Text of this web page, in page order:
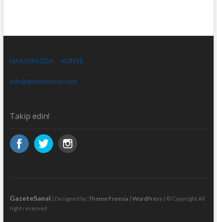
HAKKIMIZDA KÜNYE
info@gazetesanal.com
Takip edin!
GazeteSanal | Designed by: Theme Freesia | WordPress | © Copyright All
right reserved